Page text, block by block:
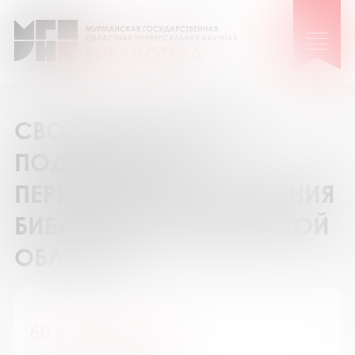
СВОДНЫЙ КАТАЛОГ
ПОДПИСКИ НА
ПЕРИОДИЧЕСКИЕ ИЗДАНИЯ
БИБЛИОТЕК МУРМАНСКОЙ
ОБЛАСТИ